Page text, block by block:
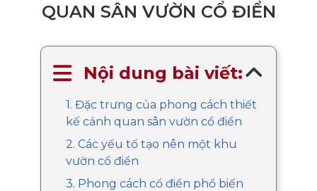
QUAN SÂN VƯỜN CỔ ĐIỂN
Nội dung bài viết:
1. Đặc trưng của phong cách thiết
kế cảnh quan sân vườn cổ điển
2. Các yếu tố tạo nên một khu
vườn cổ điển
3. Phong cách cổ điển phổ biến